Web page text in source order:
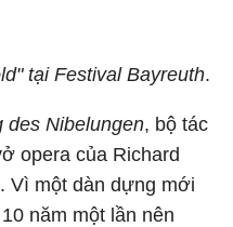
tại Festival Bayreuth.
des Nibelungen, bộ tác
opera của Richard
Vì một dàn dựng mới
năm một lần nên